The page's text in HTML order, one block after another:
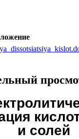
и солей